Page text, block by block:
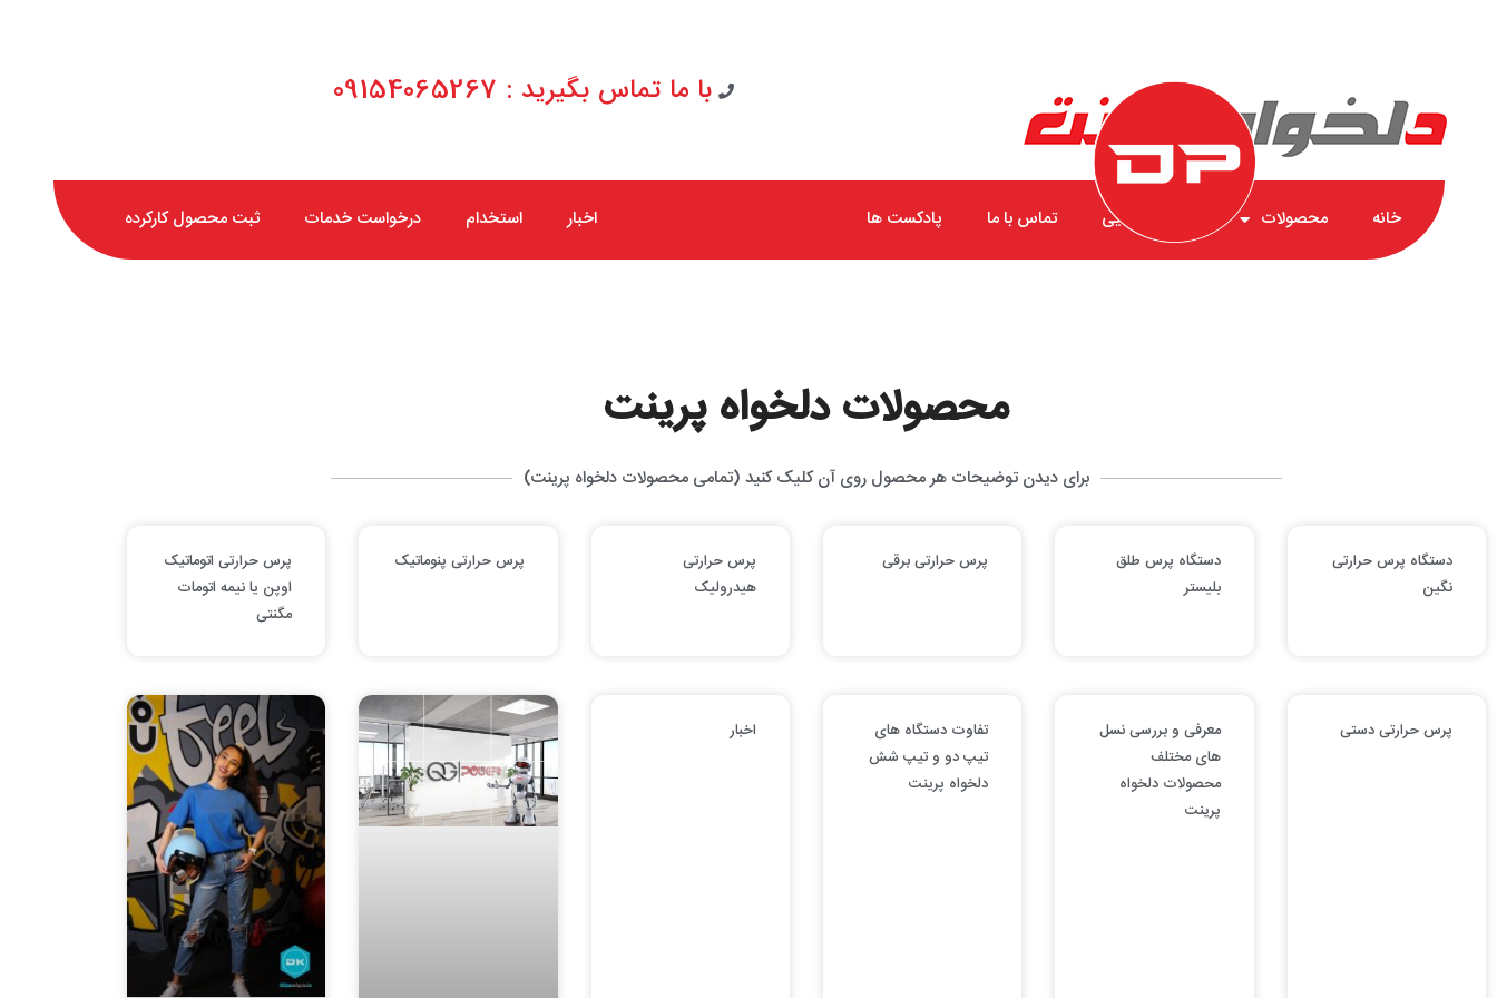
با ما تماس بگیرید : 09154065267
خانه محصولات گارانتی طلایی تماس با ما پادکست ها اخبار استخدام درخواست خدمات ثبت محصول کارکرده
محصولات دلخواه پرینت
برای دیدن توضیحات هر محصول روی آن کلیک کنید (تمامی محصولات دلخواه پرینت)
دستگاه پرس حرارتی
نگین
دستگاه پرس طلق
بلیستر
پرس حرارتی برقی
پرس حرارتی
هیدرولیک
پرس حرارتی پنوماتیک
پرس حرارتی اتوماتیک
اوپن یا نیمه اتومات
مگنتی
پرس حرارتی دستی
معرفی و بررسی نسل
های مختلف
محصولات دلخواه
پرینت
تفاوت دستگاه های
تیپ دو و تیپ شش
دلخواه پرینت
اخبار